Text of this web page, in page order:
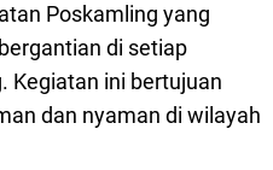
Poskamling yang
di setiap
Kegiatan ini bertujuan
dan nyaman di wilayah